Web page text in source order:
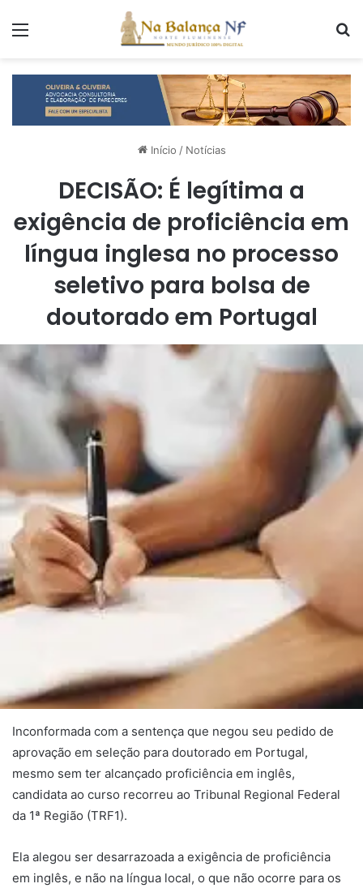
Início / Notícias
DECISÃO: É legítima a
exigência de proficiência em
língua inglesa no processo
seletivo para bolsa de
doutorado em Portugal
Inconformada com a sentença que negou seu pedido de
aprovação em seleção para doutorado em Portugal,
mesmo sem ter alcançado proficiência em inglês,
candidata ao curso recorreu ao Tribunal Regional Federal
da 1ª Região (TRF1).
Ela alegou ser desarrazoada a exigência de proficiência
em inglês, e não na língua local, o que não ocorre para os